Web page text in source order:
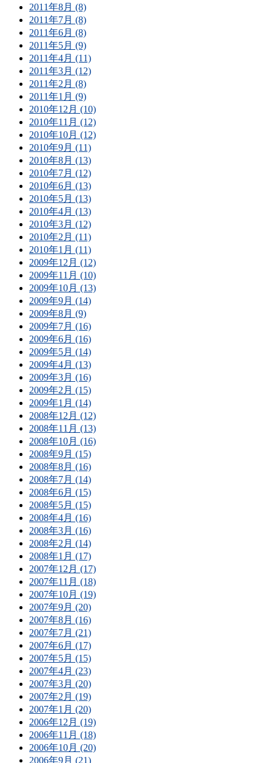
2011年8月 (8)
2011年7月 (8)
2011年6月 (8)
2011年5月 (9)
2011年4月 (11)
2011年3月 (12)
2011年2月 (8)
2011年1月 (9)
2010年12月 (10)
2010年11月 (12)
2010年10月 (12)
2010年9月 (11)
2010年8月 (13)
2010年7月 (12)
2010年6月 (13)
2010年5月 (13)
2010年4月 (13)
2010年3月 (12)
2010年2月 (11)
2010年1月 (11)
2009年12月 (12)
2009年11月 (10)
2009年10月 (13)
2009年9月 (14)
2009年8月 (9)
2009年7月 (16)
2009年6月 (16)
2009年5月 (14)
2009年4月 (13)
2009年3月 (16)
2009年2月 (15)
2009年1月 (14)
2008年12月 (12)
2008年11月 (13)
2008年10月 (16)
2008年9月 (15)
2008年8月 (16)
2008年7月 (14)
2008年6月 (15)
2008年5月 (15)
2008年4月 (16)
2008年3月 (16)
2008年2月 (14)
2008年1月 (17)
2007年12月 (17)
2007年11月 (18)
2007年10月 (19)
2007年9月 (20)
2007年8月 (16)
2007年7月 (21)
2007年6月 (17)
2007年5月 (15)
2007年4月 (23)
2007年3月 (20)
2007年2月 (19)
2007年1月 (20)
2006年12月 (19)
2006年11月 (18)
2006年10月 (20)
2006年9月 (21)